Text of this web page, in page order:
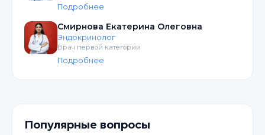
Подробнее
Смирнова Екатерина Олеговна
Эндокринолог
Врач первой категории
Подробнее
Популярные вопросы